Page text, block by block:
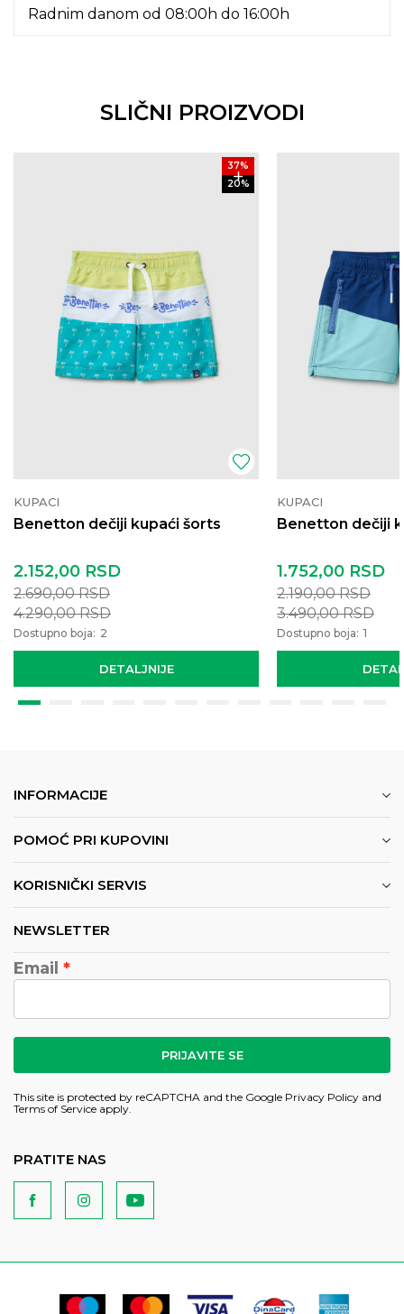
Radnim danom od 08:00h do 16:00h
SLIČNI PROIZVODI
37%
20%
KUPACI
Benetton dečiji kupaći šorts
DETALJNIJE
2.152,00 RSD
2.690,00RSD
4.290,00RSD
Dostupno boja: 2
KUPACI
Benetton dečiji
1.752,00 RSD
2.190,00RSD
3.490,00RSD
Dostupno boja: 1
INFORMACIJE
POMOĆ PRI KUPOVINI
KORISNIČKI SERVIS
NEWSLETTER
Email
PRIJAVITE SE
This site is protected by reCAPTCHA and the Google Privacy Policy and
Terms of Service apply.
PRATITE NAS